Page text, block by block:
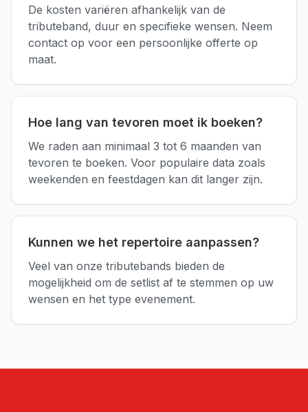
De kosten variëren afhankelijk van de
tributeband, duur en specifieke wensen. Neem
contact op voor een persoonlijke offerte op
maat.
Hoe lang van tevoren moet ik boeken?
We raden aan minimaal 3 tot 6 maanden van
tevoren te boeken. Voor populaire data zoals
weekenden en feestdagen kan dit langer zijn.
Kunnen we het repertoire aanpassen?
Veel van onze tributebands bieden de
mogelijkheid om de setlist af te stemmen op uw
wensen en het type evenement.